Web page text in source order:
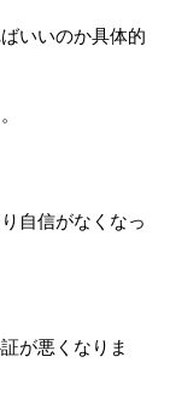
いいのか具体的
自信がなくなっ
が悪くなりま